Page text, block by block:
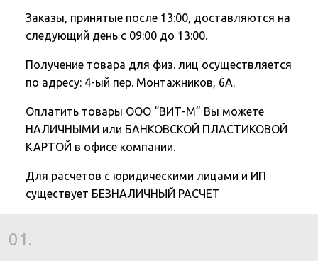
Заказы, принятые после 13:00, доставляются на
следующий день с 09:00 до 13:00.
Получение товара для физ. лиц осуществляется
по адресу: 4-ый пер. Монтажников, 6А.
Оплатить товары ООО “ВИТ-М” Вы можете
НАЛИЧНЫМИ или БАНКОВСКОЙ ПЛАСТИКОВОЙ
КАРТОЙ в офисе компании.
Для расчетов с юридическими лицами и ИП
существует БЕЗНАЛИЧНЫЙ РАСЧЕТ
01.